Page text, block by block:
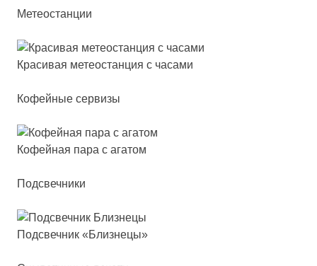
Метеостанции
Кра­си­вая ме­те­ос­тан­ция с ча­са­ми
Кофейные сервизы
Кофей­ная па­ра с ага­том
Подсвечники
Под­свеч­ник «Близ­не­цы»